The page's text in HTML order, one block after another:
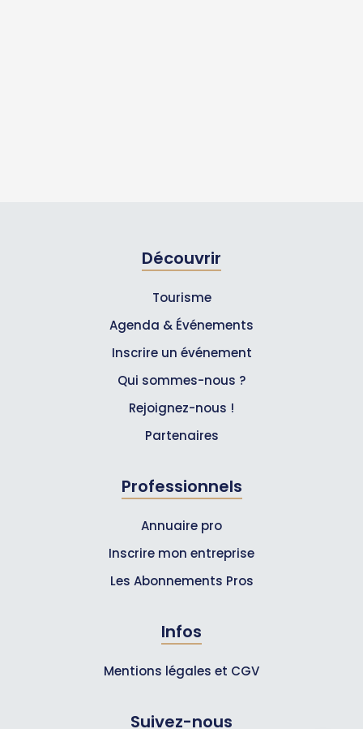
Découvrir
Tourisme
Agenda & Événements
Inscrire un événement
Qui sommes-nous ?
Rejoignez-nous !
Partenaires
Professionnels
Annuaire pro
Inscrire mon entreprise
Les Abonnements Pros
Infos
Mentions légales et CGV
Suivez-nous